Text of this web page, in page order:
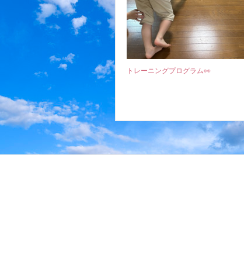
トレーニングプログラム👀